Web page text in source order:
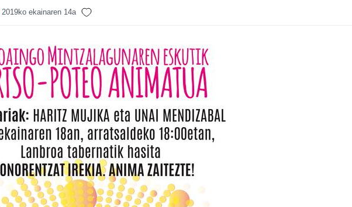
2019ko ekainaren 14a